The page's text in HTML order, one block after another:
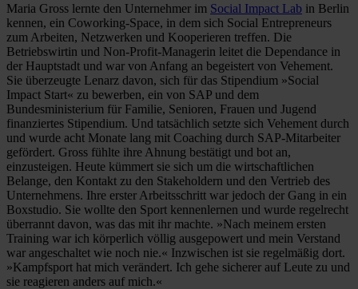
Maria Gross lernte den Unternehmer im Social Impact Lab in Berlin
kennen, ein Coworking-Space, in dem sich Social Entrepreneurs
zum Arbeiten, Netzwerken und Kooperieren treffen. Die
Betriebswirtin und Non-Profit-Managerin leitet die Dependance in
der Hauptstadt und war von Anfang an begeistert von Vehement.
Sie überzeugte Lenarz davon, sich für das Stipendium »Social
Impact Start« zu bewerben, ein von SAP und dem
Bundesministerium für Familie, Senioren, Frauen und Jugend
finanziertes Stipendium. Und tatsächlich setzte sich Vehement durch
und wurde acht Monate lang mit Coaching durch SAP-Mitarbeiter
gefördert. Gross fühlte ihre Ahnung bestätigt und bot an,
einzusteigen. Heute kümmert sie sich um die wirtschaftlichen
Belange, den Kontakt zu den Stakeholdern und den Vertrieb des
Unternehmens. Ihre erster Arbeitsschritt war jedoch der Gang in ein
Boxstudio. Sie wollte den Sport kennenlernen und wurde regelrecht
überrannt davon, was das mit ihr machte. »Nach meinem ersten
Training war ich körperlich völlig ausgepowert und mein Verstand
war angeschaltet wie noch nie.« Inzwischen ist sie regelmäßig dort.
»Kampfsport hat mich verändert. Ich gehe sicherer auf Leute zu und
sie reagieren anders auf mich.«